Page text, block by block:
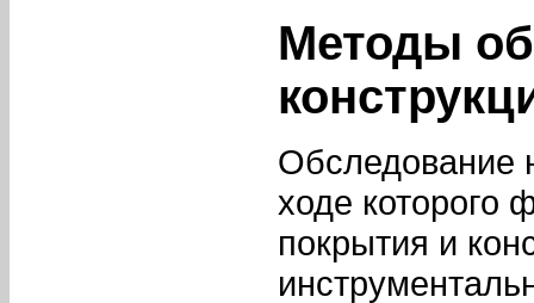
Методы
Обследование
ходе которого
покрытия и